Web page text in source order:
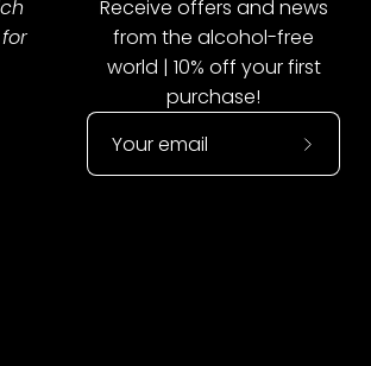
Receive offers and news
from the alcohol-free
world | 10% off your first
purchase!